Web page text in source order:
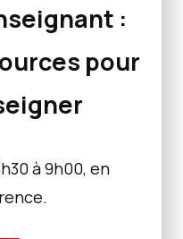
:
pour
à 9h00, en